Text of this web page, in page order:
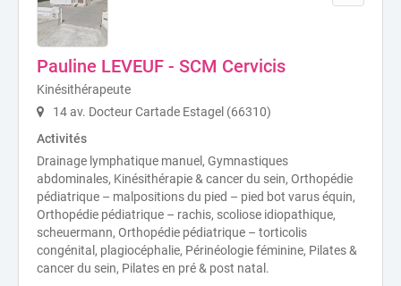
Pauline LEVEUF - SCM Cervicis
Kinésithérapeute
14 av. Docteur Cartade Estagel (66310)
Activités
Drainage lymphatique manuel, Gymnastiques
abdominales, Kinésithérapie & cancer du sein, Orthopédie
pédiatrique – malpositions du pied – pied bot varus équin,
Orthopédie pédiatrique – rachis, scoliose idiopathique,
scheuermann, Orthopédie pédiatrique – torticolis
congénital, plagiocéphalie, Périnéologie féminine, Pilates &
cancer du sein, Pilates en pré & post natal.